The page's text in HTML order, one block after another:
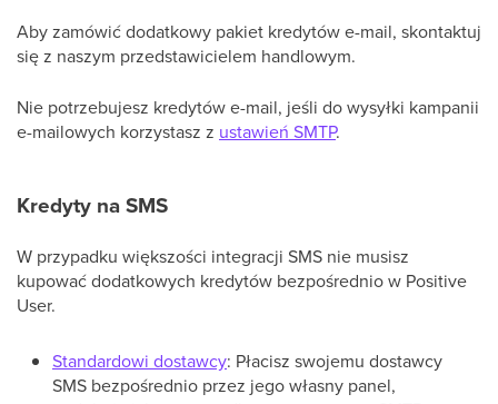
Aby zamówić dodatkowy pakiet kredytów e-mail, skontaktuj
się z naszym przedstawicielem handlowym.
Nie potrzebujesz kredytów e-mail, jeśli do wysyłki kampanii
e-mailowych korzystasz z ustawień SMTP.
Kredyty na SMS
W przypadku większości integracji SMS nie musisz
kupować dodatkowych kredytów bezpośrednio w Positive
User.
Standardowi dostawcy: Płacisz swojemu dostawcy
SMS bezpośrednio przez jego własny panel,